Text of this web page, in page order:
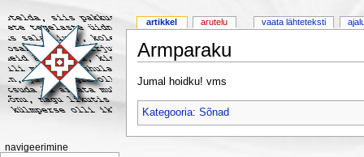
Armparaku
Jumal hoidku! vms
Kategooria: Sõnad
artikkel arutelu vaata lähteteksti
navigeerimine